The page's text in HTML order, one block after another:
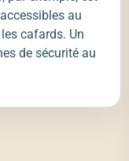
au
cafards. Un
de sécurité au